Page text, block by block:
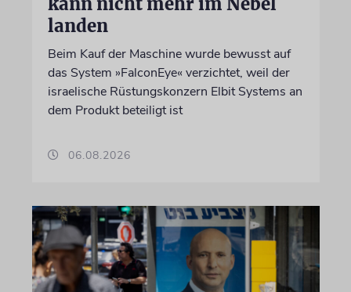
landen
Beim Kauf der Maschine wurde bewusst auf
das System »FalconEye« verzichtet, weil der
israelische Rüstungskonzern Elbit Systems an
dem Produkt beteiligt ist
06.08.2026